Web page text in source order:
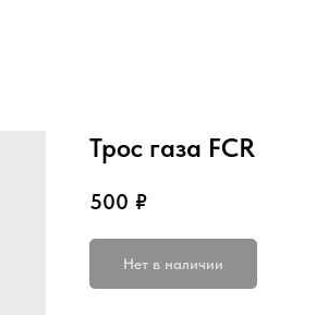
Трос газа FCR
500 ₽
Нет в наличии